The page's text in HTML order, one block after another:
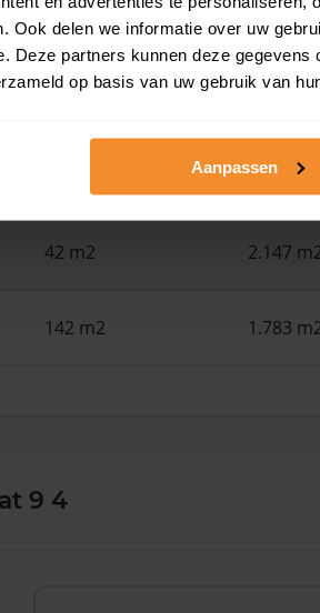
Ook delen we informatie over uw
Deze partners kunnen deze
op basis van uw gebruik van
Aanpassen
110 m2 108 m2
3.820 m2
42 m2 2.147
142 m2 1.783
9 4